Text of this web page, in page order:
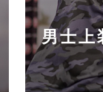
男士上